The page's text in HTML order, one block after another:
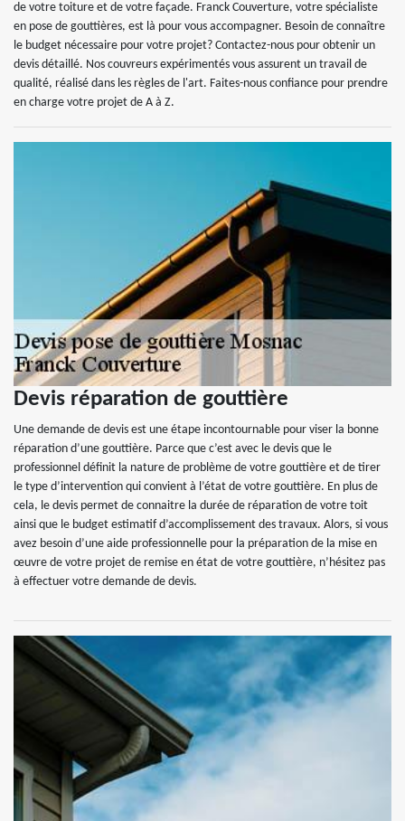
de votre toiture et de votre façade. Franck Couverture, votre spécialiste
en pose de gouttières, est là pour vous accompagner. Besoin de connaître
le budget nécessaire pour votre projet? Contactez-nous pour obtenir un
devis détaillé. Nos couvreurs expérimentés vous assurent un travail de
qualité, réalisé dans les règles de l'art. Faites-nous confiance pour prendre
en charge votre projet de A à Z.
Devis réparation de gouttière
Une demande de devis est une étape incontournable pour viser la bonne
réparation d’une gouttière. Parce que c’est avec le devis que le
professionnel définit la nature de problème de votre gouttière et de tirer
le type d’intervention qui convient à l’état de votre gouttière. En plus de
cela, le devis permet de connaitre la durée de réparation de votre toit
ainsi que le budget estimatif d’accomplissement des travaux. Alors, si vous
avez besoin d’une aide professionnelle pour la préparation de la mise en
œuvre de votre projet de remise en état de votre gouttière, n’hésitez pas
à effectuer votre demande de devis.